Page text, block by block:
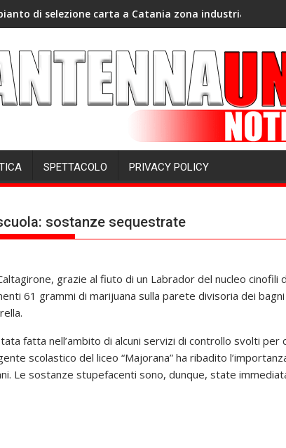
di selezione carta a Catania zona industriale
SPETTACOLO PRIVACY POLICY
sostanze sequestrate
grazie al fiuto di un Labrador del nucleo
61 grammi di marijuana sulla parete divisoria dei
fatta nell’ambito di alcuni servizi di controllo svolti
scolastico del liceo “Majorana” ha ribadito
Le sostanze stupefacenti sono, dunque, state